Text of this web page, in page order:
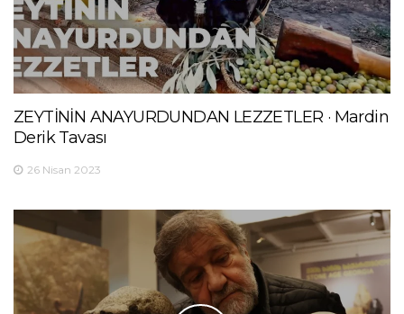
ZEYTİNİN ANAYURDUNDAN LEZZETLER · Mardin
Derik Tavası
26 Nisan 2023